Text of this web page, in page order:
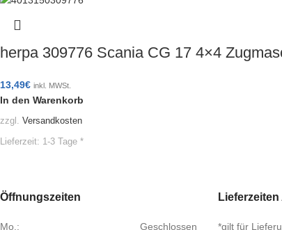
herpa 309776 Scania CG 17 4×4
13,49€ inkl. MWSt.
In den Warenkorb
zzgl. Versandkosten
Lieferzeit: 1-3 Tage *
Öffnungszeiten
Mo.: Geschlossen *gilt für